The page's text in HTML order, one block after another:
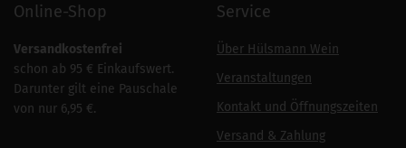
Online-Shop
Versandkostenfrei
schon ab 95 € Einkaufswert.
Darunter gilt eine Pauschale
von nur 6,95 €.
Service
Über Hülsmann Wein
Veranstaltungen
Kontakt und Öffnungszeiten
Versand & Zahlung